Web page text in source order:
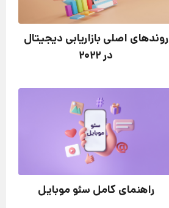
روندهای اصلی بازاریابی دیجیتال
در 2022
راهنمای کامل سئو موبایل